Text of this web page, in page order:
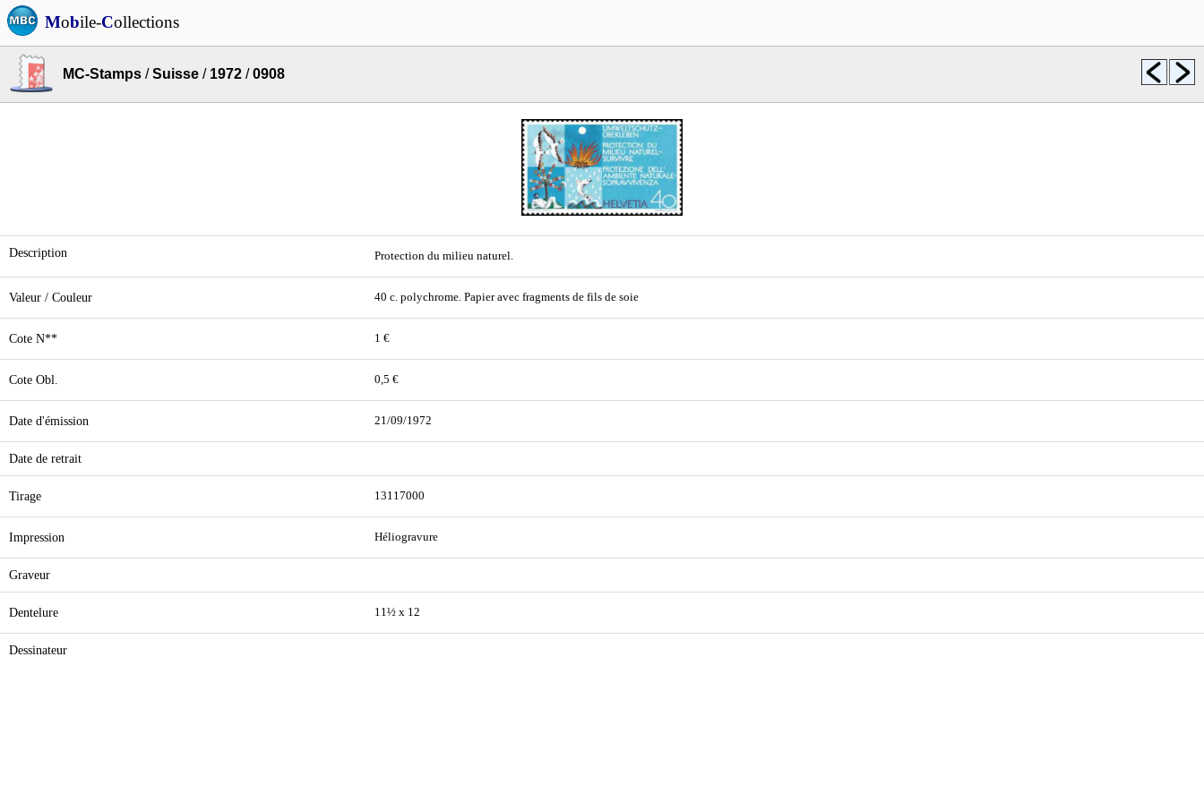
Mobile-Collections
MC-Stamps /Suisse / 1972 /0908
Description Protection du milieu naturel.
Valeur / Couleur 40 c. polychrome. Papier avec fragments de fils de soie
Cote N** 1 €
Cote Obl. 0,5 €
Date d'émission 21/09/1972
Date de retrait
Tirage 13117000
Impression Héliogravure
Graveur
Dentelure 11½ x 12
Dessinateur